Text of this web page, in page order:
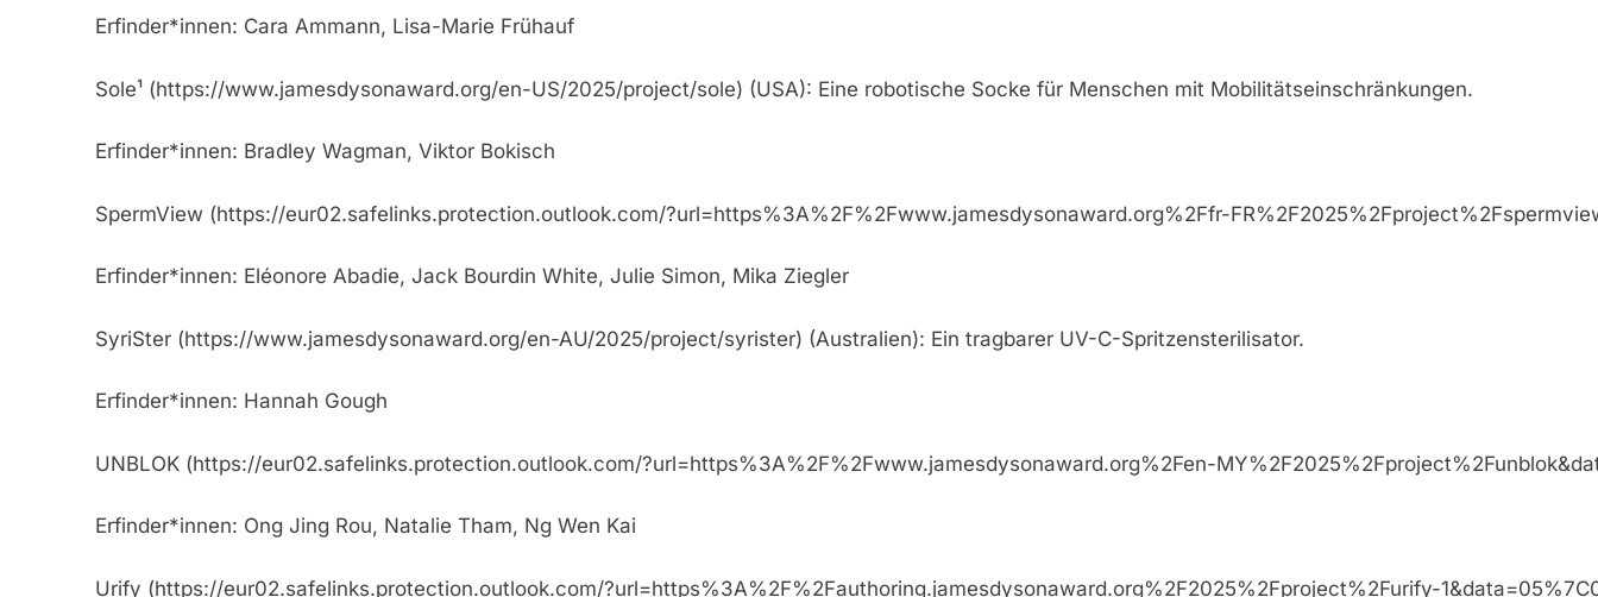
Erfinder*innen: Cara Ammann, Lisa-Marie Frühauf
Sole¹ (https://www.jamesdysonaward.org/en-US/2025/project/sole) (USA): Eine robotische Socke für Menschen mit Mobilitätseinschränkungen.
Erfinder*innen: Bradley Wagman, Viktor Bokisch
SpermView (https://eur02.safelinks.protection.outlook.com/?url=https%3A%2F%2Fwww.jamesdysonaward.org%2Ffr-
Erfinder*innen: Eléonore Abadie, Jack Bourdin White, Julie Simon, Mika Ziegler
SyriSter (https://www.jamesdysonaward.org/en-AU/2025/project/syrister) (Australien): Ein tragbarer UV-C-Spritzensterilisator.
Erfinder*innen: Hannah Gough
UNBLOK (https://eur02.safelinks.protection.outlook.com/?url=https%3A%2F%2Fwww.jamesdysonaward.org%2Fen-
Erfinder*innen: Ong Jing Rou, Natalie Tham, Ng Wen Kai
Urify (https://eur02.safelinks.protection.outlook.com/?url=https%3A%2F%2Fauthoring.jamesdysonaward.org%2F2025%2Fproject%2Furify-